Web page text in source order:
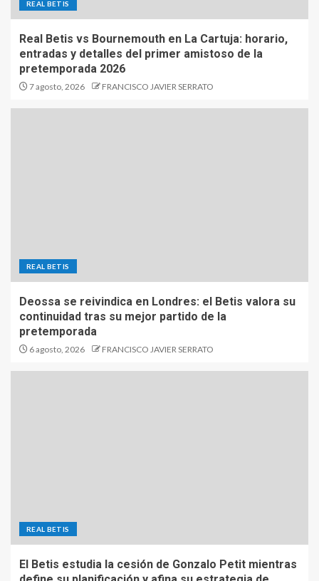
REAL BETIS
Real Betis vs Bournemouth en La Cartuja: horario,
entradas y detalles del primer amistoso de la
pretemporada 2026
7 agosto, 2026 FRANCISCO JAVIER SERRATO
REAL BETIS
Deossa se reivindica en Londres: el Betis valora su
continuidad tras su mejor partido de la
pretemporada
6 agosto, 2026 FRANCISCO JAVIER SERRATO
REAL BETIS
El Betis estudia la cesión de Gonzalo Petit mientras